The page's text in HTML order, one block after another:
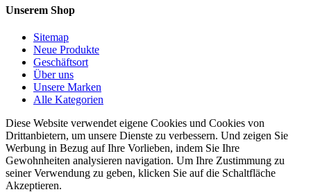
Unserem Shop
Sitemap
Neue Produkte
Geschäftsort
Über uns
Unsere Marken
Alle Kategorien
Diese Website verwendet eigene Cookies und Cookies von
Drittanbietern, um unsere Dienste zu verbessern. Und zeigen Sie
Werbung in Bezug auf Ihre Vorlieben, indem Sie Ihre
Gewohnheiten analysieren navigation. Um Ihre Zustimmung zu
seiner Verwendung zu geben, klicken Sie auf die Schaltfläche
Akzeptieren.